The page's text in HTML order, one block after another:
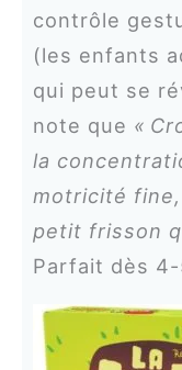
contrôle
(les enfants
qui peut se
note que «
la
motricité fine,
petit frisson
Parfait dès 4-